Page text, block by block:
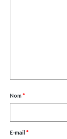
Nom*
E-mail *